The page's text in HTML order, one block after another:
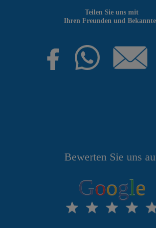
Bewerten Sie uns
Google
Teilen Sie uns mit
Ihren Freunden und